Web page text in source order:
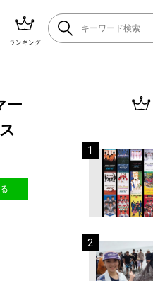
ランキング
ー